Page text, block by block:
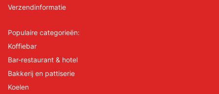
Verzendinformatie
Populaire categorieën:
Koffiebar
Bar-restaurant & hotel
Bakkerij en pattiserie
Koelen